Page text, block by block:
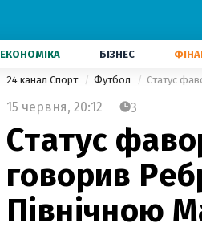
ЕКОНОМІКА БІЗНЕС
24 канал Спорт Футбол
15 червня, 20:12 3
Статус
говорив
Північною